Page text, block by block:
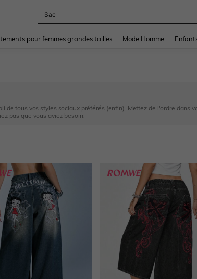
Sac
pour femmes grandes tailles Mode Homme
de tous vos styles sociaux préférés (enfin). Mettez de l'ordre
pas que vous aviez besoin.